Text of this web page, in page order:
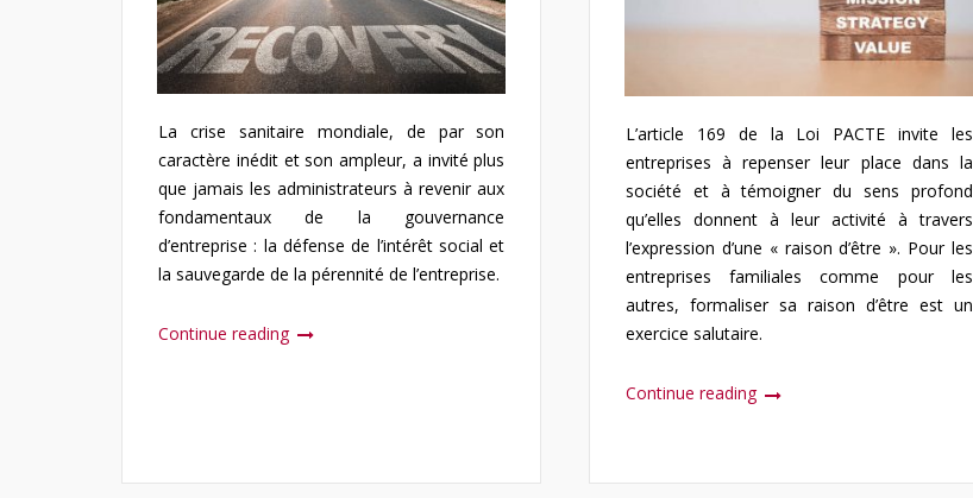
La crise sanitaire mondiale, de par son
caractère inédit et son ampleur, a invité plus
que jamais les administrateurs à revenir aux
fondamentaux de la gouvernance
d’entreprise : la défense de l’intérêt social et
la sauvegarde de la pérennité de l’entreprise.
Continue reading
L’article 169 de la Loi PACTE invite les
entreprises à repenser leur place dans la
société et à témoigner du sens profond
qu’elles donnent à leur activité à travers
l’expression d’une « raison d’être ». Pour les
entreprises familiales comme pour les
autres, formaliser sa raison d’être est un
exercice salutaire.
Continue reading